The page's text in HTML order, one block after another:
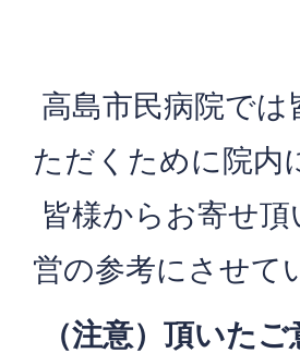
高島市民病院で
ただくために院内
皆様からお寄せ
営の参考にさせて
（注意）頂いた